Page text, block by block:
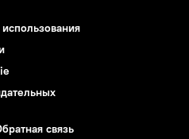
связь